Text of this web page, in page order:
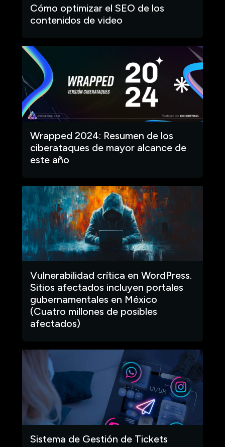
Cómo optimizar el SEO de los
contenidos de video
Wrapped 2024: Resumen de los
ciberataques de mayor alcance de
este año
Vulnerabilidad crítica en WordPress.
Sitios afectados incluyen portales
gubernamentales en México
(Cuatro millones de posibles
afectados)
Sistema de Gestión de Tickets